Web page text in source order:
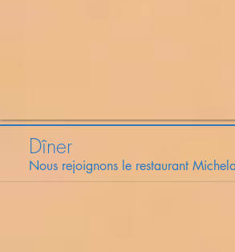
Dîner
Nous rejoignons le restaurant